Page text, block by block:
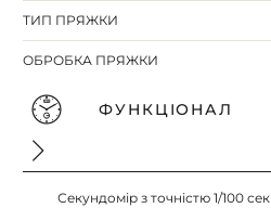
ТИП ПРЯЖКИ
ОБРОБКА ПРЯЖКИ
ФУНКЦІОНАЛ
Секундомір з точністю 1/100 сек